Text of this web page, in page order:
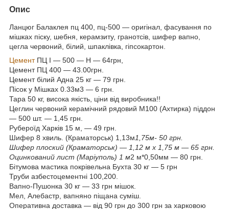
Опис
Ланцюг Балаклея пц 400, пц-500 — оригінал, фасування по
мішках піску, шебня, керамзиту, гранотсів, шифер вапно,
цегла червоний, білий, шпаклівка, гіпсокартон.
ЦементПЦ I — 500 — Н — 64грн,
Цемент ПЦ 400 — 43.00грн.
Цемент білий Адна 25 кг — 79 грн.
Пісок у Мішках 0.33м3 — 6 грн.
Тара 50 кг, висока якість, ціни від виробника!!
Цеглин червоний керамічний рядовий М100 (Ахтирка) піддон
— 500 шт. — 1,45 грн.
Рубероїд Харків 15 м, — 49 грн.
Шифер 8 хвиль. (Краматорськ) 1,13м1,75м- 50 грн.
Шифер плоский (Краматорськ) — 1,12 м х 1,75 м — 65 грн.
Оцинкований лист (Маріуполь) 1 м2 м*0,50мм — 80 грн.
Бітумова мастика покрівельна Бухта 30 кг — 5 грн
Труби азбестоцементні 100,200.
Вапно-Пушонка 30 кг — 33 грн мішок.
Мел, Алебастр, вапняно піщана суміш.
Оперативна доставка — від 90 грн до 300 грн за харковою